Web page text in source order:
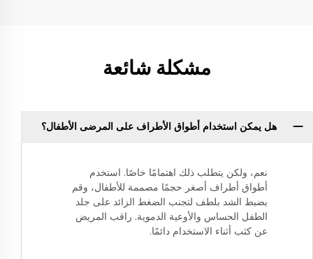
مشكلة شائعة
هل يمكن استخدام أطواق الأطراف على المرضى الأطفال؟
نعم، ولكن يتطلب ذلك اهتمامًا خاصًا. استخدم
أطواق أطراف أصغر حجمًا مصممة للأطفال، وقم
بضبط الشد بلطف لتجنب الضغط الزائد على جلد
الطفل الحساس والأوعية الدموية. راقب المريض
عن كثب أثناء الاستخدام دائمًا.